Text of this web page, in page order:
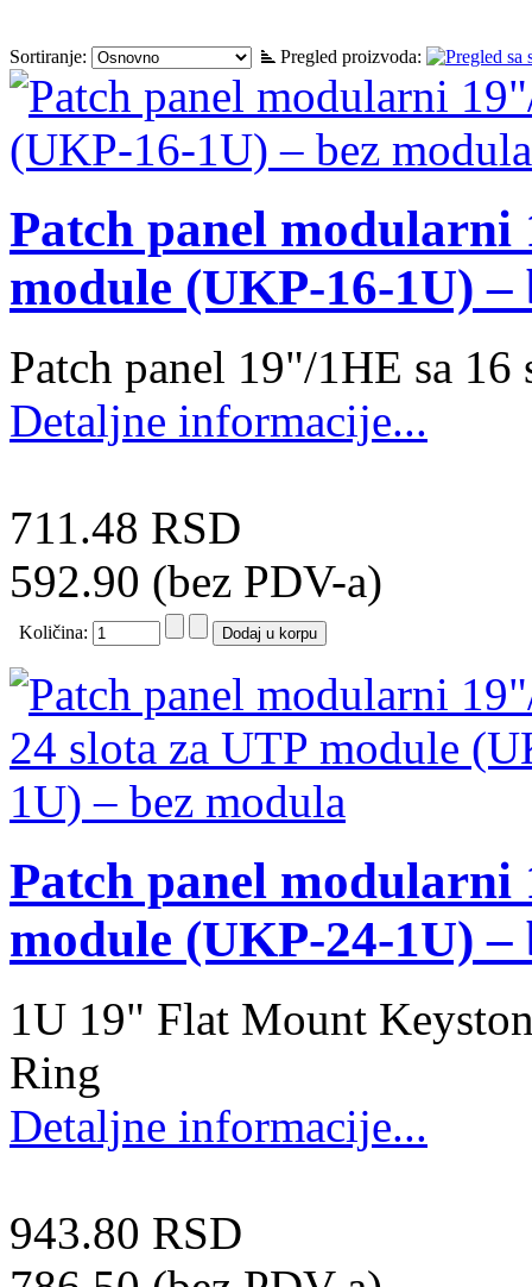
Sortiranje: Pregled proizvoda:
Patch panel modularni
module (UKP-16-1U) –
Patch panel 19"/1HE sa
Detaljne informacije...
711.48 RSD
592.90 (bez PDV-a)
Količina:
Patch panel modularni
module (UKP-24-1U) –
1U 19" Flat Mount
Ring
Detaljne informacije...
943.80 RSD